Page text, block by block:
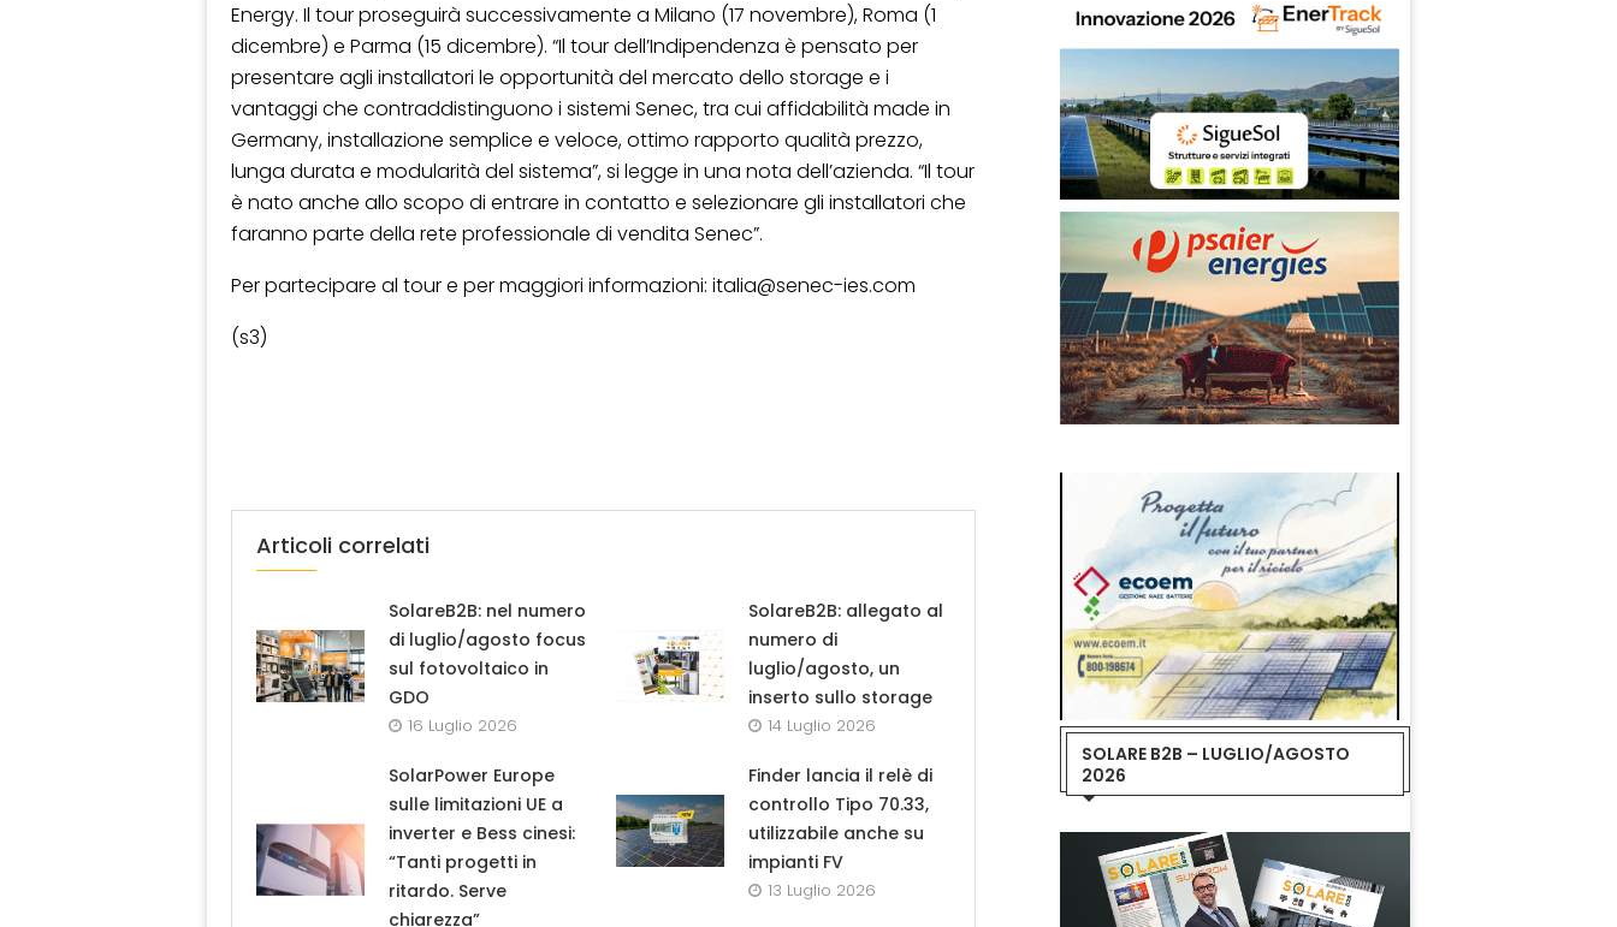
Energy. Il tour proseguirà successivamente a Milano (17 novembre), Roma (1
dicembre) e Parma (15 dicembre). “Il tour dell’Indipendenza è pensato per
presentare agli installatori le opportunità del mercato dello storage e i
vantaggi che contraddistinguono i sistemi Senec, tra cui affidabilità made in
Germany, installazione semplice e veloce, ottimo rapporto qualità prezzo,
lunga durata e modularità del sistema”, si legge in una nota dell’azienda. “Il tour
è nato anche allo scopo di entrare in contatto e selezionare gli installatori che
faranno parte della rete professionale di vendita Senec”.
Per partecipare al tour e per maggiori informazioni: italia@senec-ies.com
(s3)
Articoli correlati
SolareB2B: nel numero
di luglio/agosto focus
sul fotovoltaico in
GDO
16 Luglio 2026
SolareB2B: allegato al
numero di
luglio/agosto, un
inserto sullo storage
14 Luglio 2026
SolarPower Europe
sulle limitazioni UE a
inverter e Bess cinesi:
“Tanti progetti in
ritardo. Serve
chiarezza”
Finder lancia il relè di
controllo Tipo 70.33,
utilizzabile anche su
impianti FV
13 Luglio 2026
SOLARE B2B – LUGLIO/AGOSTO
2026